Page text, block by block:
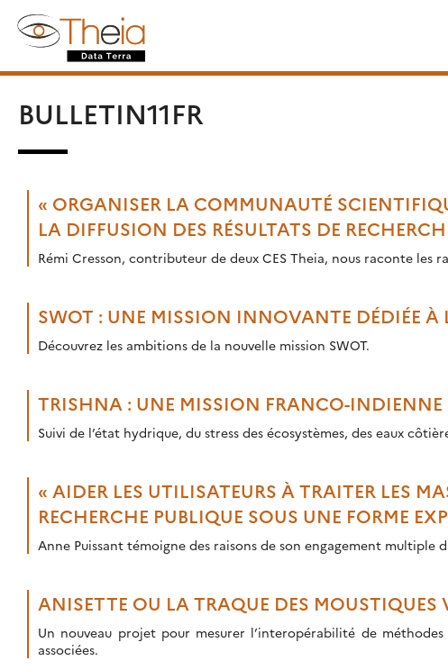
content
BULLETIN11FR
« ORGANISER LA COMMUNAUTÉ
LA DIFFUSION DES RÉSULTATS DE
Rémi Cresson, contributeur de deux CES Theia, nous raconte les
SWOT : UNE MISSION INNOVANTE DÉDIÉE À
Découvrez les ambitions de la nouvelle mission SWOT.
TRISHNA : UNE MISSION FRANCO-INDIENNE
« AIDER LES UTILISATEURS À TRAITER LES
RECHERCHE PUBLIQUE SOUS UNE FORME
Anne Puissant témoigne des raisons de son engagement multiple
ANISETTE OU LA TRAQUE DES MOUSTIQUES
Un nouveau projet pour mesurer l’interopérabilité de
associées.